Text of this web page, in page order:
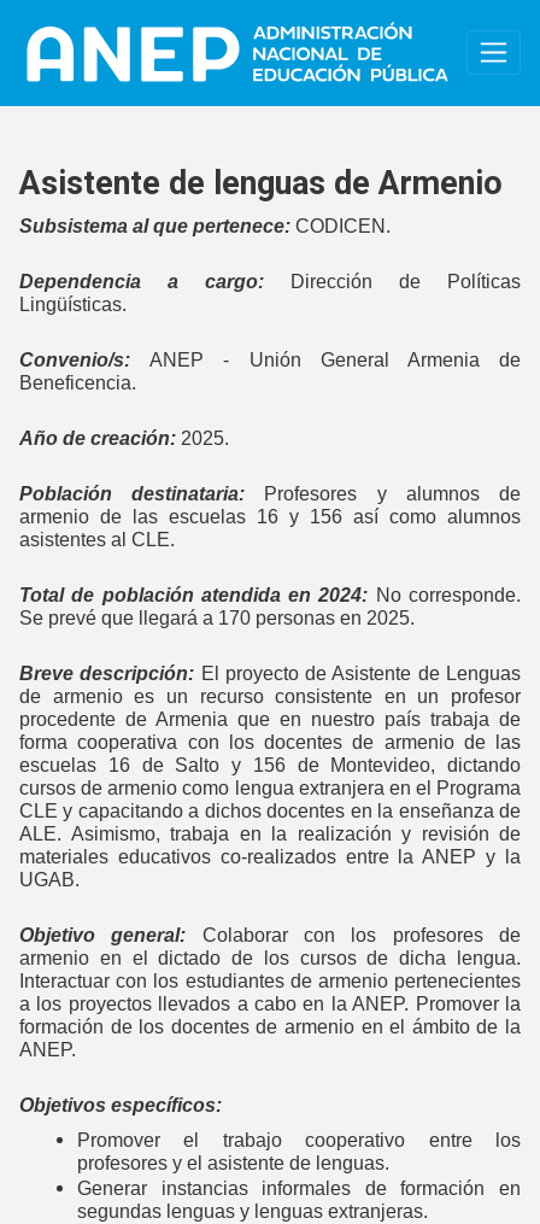
Asistente de lenguas de Armenio
Subsistema al que pertenece: CODICEN.
Dependencia a cargo:
Dirección de Políticas
Lingüísticas.
Convenio/s:ANEP - Unión General Armenia de
Beneficencia.
Año de creación: 2025.
Población destinataria:
Profesores y alumnos de
armenio de las escuelas 16 y 156 así como alumnos
asistentes al CLE.
Total de población atendida en 2024: No corresponde.
Se prevé que llegará a 170 personas en 2025.
Breve descripción: El proyecto de Asistente de Lenguas
de armenio es un recurso consistente en un profesor
procedente de Armenia que en nuestro país trabaja de
forma cooperativa con los docentes de armenio de las
escuelas 16 de Salto y 156 de Montevideo, dictando
cursos de armenio como lengua extranjera en el Programa
CLE y capacitando a dichos docentes en la enseñanza de
ALE. Asimismo, trabaja en la realización y revisión de
materiales educativos co-realizados entre la ANEP y la
UGAB.
Objetivo general: Colaborar con los profesores de
armenio en el dictado de los cursos de dicha lengua.
Interactuar con los estudiantes de armenio pertenecientes
a los proyectos llevados a cabo en la ANEP. Promover la
formación de los docentes de armenio en el ámbito de la
ANEP.
Objetivos específicos:
Promover el trabajo cooperativo entre los
profesores y el asistente de lenguas.
Generar instancias informales de formación en
segundas lenguas y lenguas extranjeras.